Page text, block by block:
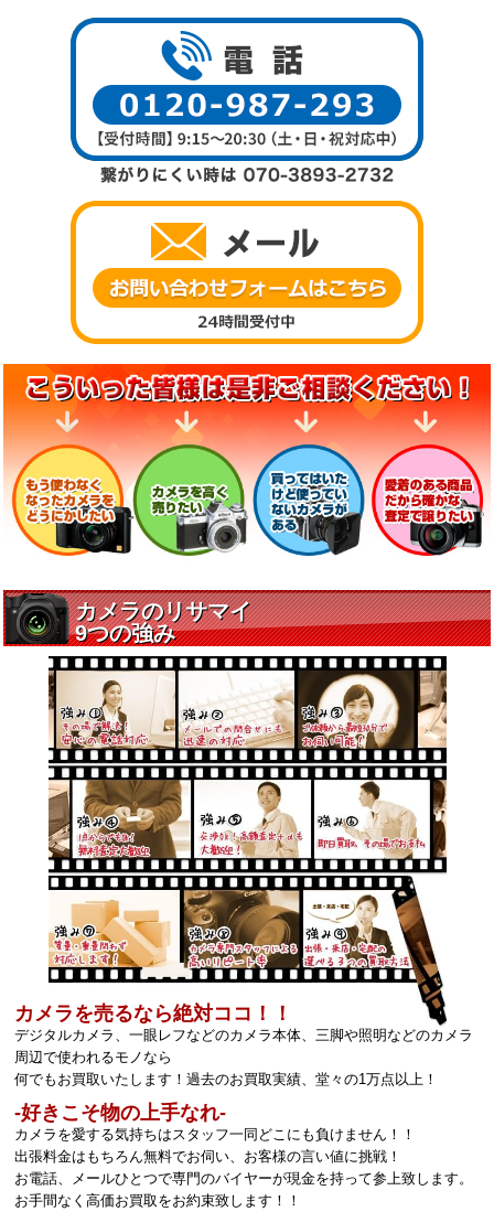
カメラを売るなら絶対ココ！！
デジタルカメラ、一眼レフなどのカメラ本体、三脚や照明などのカメラ
周辺で使われるモノなら
何でもお買取いたします！過去のお買取実績、堂々の1万点以上！
‐好きこそ物の上手なれ‐
カメラを愛する気持ちはスタッフ一同どこにも負けません！！
出張料金はもちろん無料でお伺い、お客様の言い値に挑戦！
お電話、メールひとつで専門のバイヤーが現金を持って参上致します。
お手間なく高価お買取をお約束致します！！